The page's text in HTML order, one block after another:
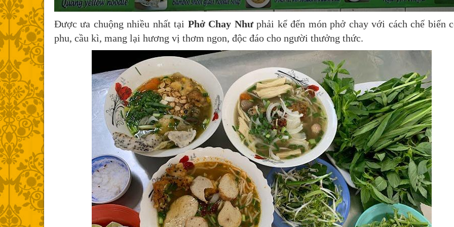
Được ưa chuộng nhiều nhất tại Phở Chay Nhưphải kể đến món phở chay với cách chế biến
phu, cầu kì, mang lại hương vị thơm ngon, độc đáo cho người thưởng thức.